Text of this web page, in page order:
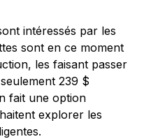
intéressés par les
sont en ce moment
les faisant passer
239 $
fait une option
explorer les